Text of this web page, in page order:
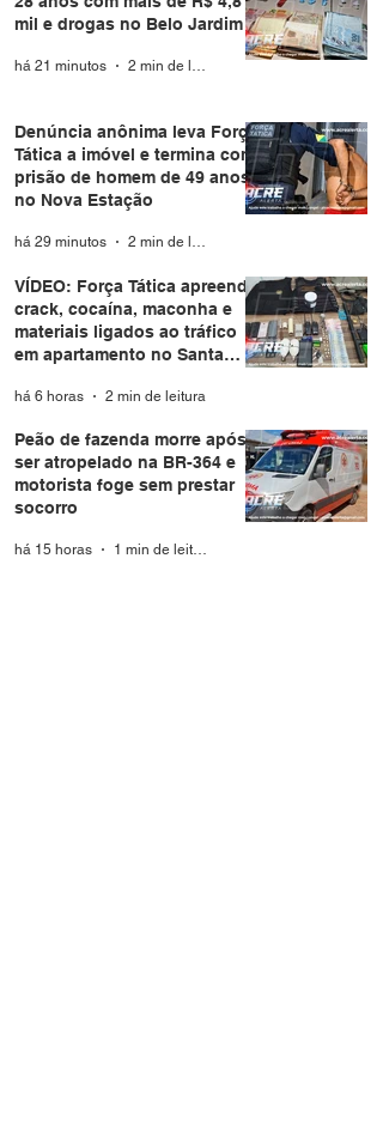
mil e drogas no Belo Jardim I
há 21 minutos 2 min de leitura
Denúncia anônima leva Força
Tática a imóvel e termina com
prisão de homem de 49 anos
no Nova Estação
há 29 minutos 2 min de leitura
VÍDEO: Força Tática apreende
crack, cocaína, maconha e
materiais ligados ao tráfico
em apartamento no Santa
há 6 horas 2 min de leitura
Peão de fazenda morre após
ser atropelado na BR-364 e
motorista foge sem prestar
socorro
há 15 horas 1 min de leitura